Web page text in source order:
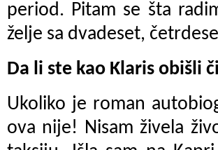
period. Pitam se šta
želje sa dvadeset,
Da li ste kao Klaris obišli
Ukoliko je roman
ova nije! Nisam živela